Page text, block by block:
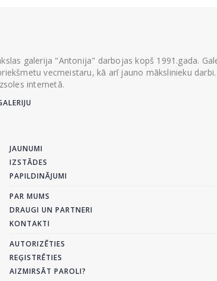
galerija "Antonija" darbojas kopš 1991.gada.
vecmeistaru, kā arī jauno mākslinieku
internetā.
JAUNUMI
IZSTĀDES
PAPILDINĀJUMI
PAR MUMS
DRAUGI UN PARTNERI
KONTAKTI
AUTORIZĒTIES
REĢISTRĒTIES
AIZMIRSĀT PAROLI?